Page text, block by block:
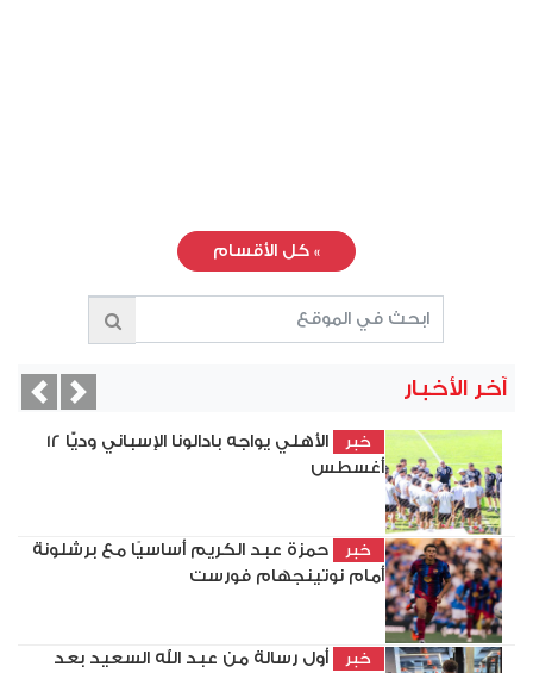
» كل الأقسام
آخر الأخبار
خبر
الأهلي يواجه بادالونا الإسباني وديًّا 12
أغسطس
خبر
حمزة عبد الكريم أساسيًا مع برشلونة
أمام نوتينجهام فورست
خبر
أول رسالة من عبد الله السعيد بعد
Next